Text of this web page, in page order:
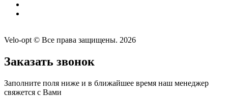
Velo-opt © Все права защищены. 2026
Заказать звонок
Заполните поля ниже и в ближайшее время наш менеджер
свяжется с Вами